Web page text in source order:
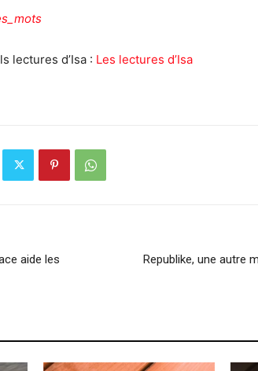
lectures d’Isa : Les lectures d’Isa
aide les
Republike, une autre